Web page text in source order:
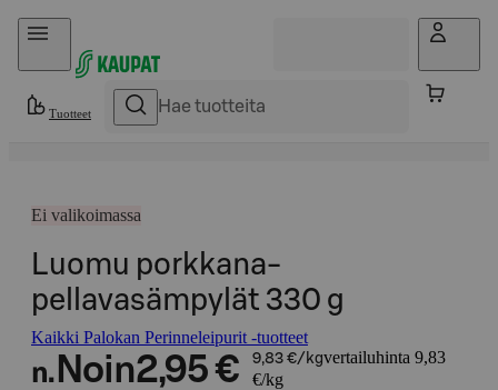
Hyppää sisältöön
Tuotteet
Ei valikoimassa
Luomu porkkana-
pellavasämpylät 330 g
Kaikki Palokan Perinneleipurit -tuotteet
n. Noin2,95 € 9,83 €/kgvertailuhinta 9,83
€/kg